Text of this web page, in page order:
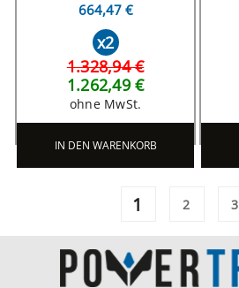
664,47 €
x2
1.328,94 €
1.262,49 €
ohne MwSt.
IN DEN WARENKORB
1 2 3